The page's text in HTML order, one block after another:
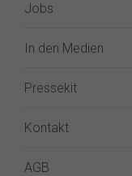
Jobs
In den Medien
Pressekit
Kontakt
AGB